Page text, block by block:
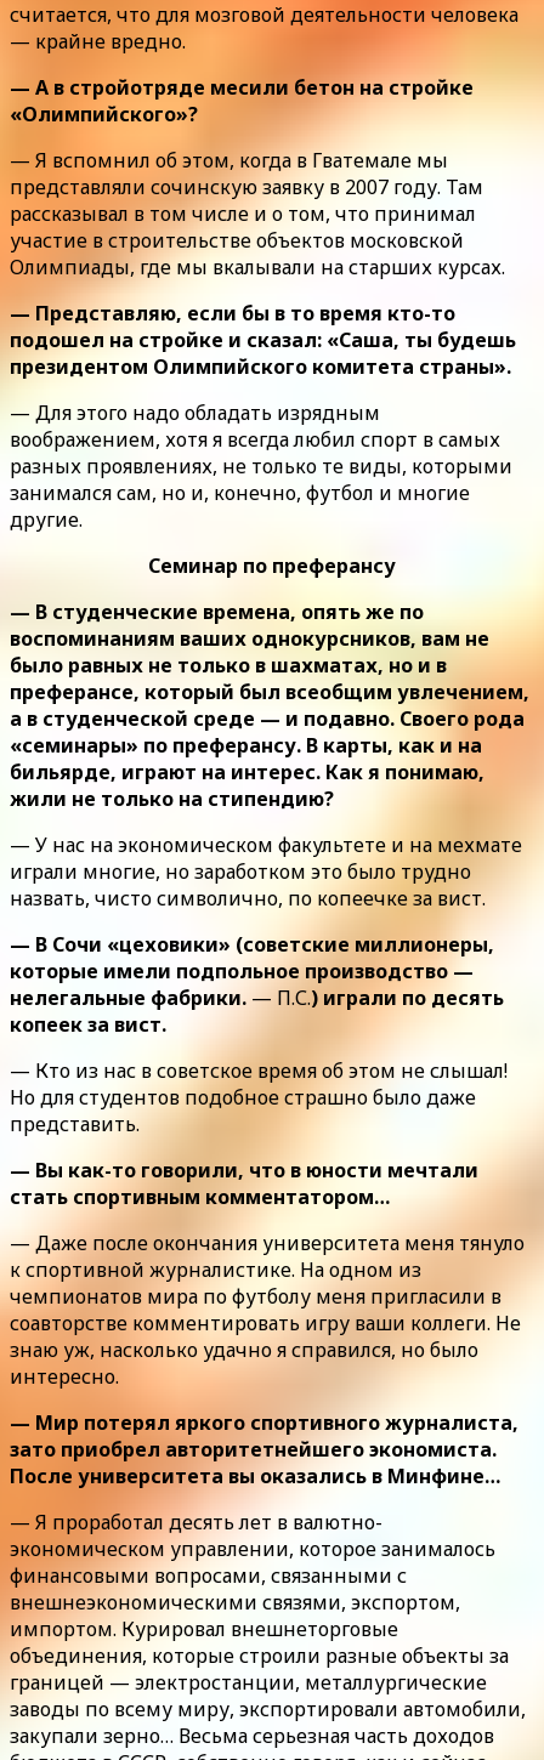
считается, что для мозговой деятельности человека
— крайне вредно.
— А в стройотряде месили бетон на стройке
«Олимпийского»?
— Я вспомнил об этом, когда в Гватемале мы
представляли сочинскую заявку в 2007 году. Там
рассказывал в том числе и о том, что принимал
участие в строительстве объектов московской
Олимпиады, где мы вкалывали на старших курсах.
— Представляю, если бы в то время кто-то
подошел на стройке и сказал: «Саша, ты будешь
президентом Олимпийского комитета страны».
— Для этого надо обладать изрядным
воображением, хотя я всегда любил спорт в самых
разных проявлениях, не только те виды, которыми
занимался сам, но и, конечно, футбол и многие
другие.
Семинар по преферансу
— В студенческие времена, опять же по
воспоминаниям ваших однокурсников, вам не
было равных не только в шахматах, но и в
преферансе, который был всеобщим увлечением,
а в студенческой среде — и подавно. Своего рода
«семинары» по преферансу. В карты, как и на
бильярде, играют на интерес. Как я понимаю,
жили не только на стипендию?
— У нас на экономическом факультете и на мехмате
играли многие, но заработком это было трудно
назвать, чисто символично, по копеечке за вист.
— В Сочи «цеховики» (советские миллионеры,
которые имели подпольное производство —
нелегальные фабрики. — П.С.) играли по десять
копеек за вист.
— Кто из нас в советское время об этом не слышал!
Но для студентов подобное страшно было даже
представить.
— Вы как-то говорили, что в юности мечтали
стать спортивным комментатором…
— Даже после окончания университета меня тянуло
к спортивной журналистике. На одном из
чемпионатов мира по футболу меня пригласили в
соавторстве комментировать игру ваши коллеги. Не
знаю уж, насколько удачно я справился, но было
интересно.
— Мир потерял яркого спортивного журналиста,
зато приобрел авторитетнейшего экономиста.
После университета вы оказались в Минфине…
— Я проработал десять лет в валютно-
экономическом управлении, которое занималось
финансовыми вопросами, связанными с
внешнеэкономическими связями, экспортом,
импортом. Курировал внешнеторговые
объединения, которые строили разные объекты за
границей — электростанции, металлургические
заводы по всему миру, экспортировали автомобили,
закупали зерно… Весьма серьезная часть доходов